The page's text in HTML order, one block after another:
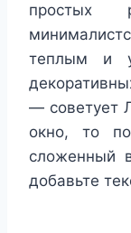
простых
теплым и
— советует
окно, то
сложенный
добавьте